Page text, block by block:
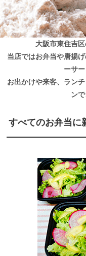
大阪市東住吉
当店ではお弁当や唐揚
ーサ
お出かけや来客、ラン
ン
すべてのお弁当に